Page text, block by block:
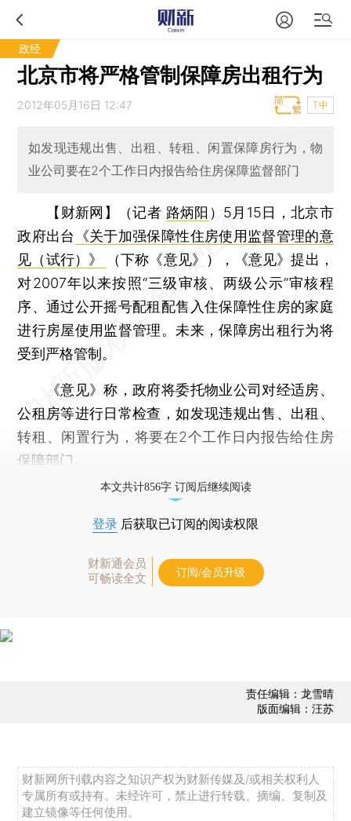
政经
北京市将严格管制保障房出租行为
2012年05月16日 12:47 T中
如发现违规出售、出租、转租、闲置保障房行为，物
业公司要在2个工作日内报告给住房保障监督部门
【财新网】（记者 路炳阳 ） 5月15日，北京市
政府出台
《关于加强保障性住房使用监督管理的意
见（试行）》
（下称《意见》），《意见》提出，
对2007年以来按照“三级审核、两级公示”审核程
序、通过公开摇号配租配售入住保障性住房的家庭
进行房屋使用监督管理。未来，保障房出租行为将
受到严格管制。
《意见》称，政府将委托物业公司对经适房、
公租房等进行日常检查，如发现违规出售、出租、
转租、闲置行为，将要在2个工作日内报告给住房
保障部门。
本文共计856字 订阅后继续阅读
登录 后获取已订阅的阅读权限
财新通会员
可畅读全文
订阅/会员升级
责任编辑：龙雪晴
版面编辑：汪苏
财新网所刊载内容之知识产权为财新传媒及/或相关权利人
专属所有或持有。未经许可，禁止进行转载、摘编、复制及
建立镜像等任何使用。